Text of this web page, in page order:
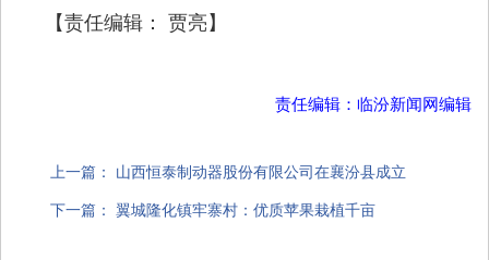
【责任编辑： 贾亮】
责任编辑：临汾新闻网编辑
上一篇： 山西恒泰制动器股份有限公司在襄汾县成立
下一篇： 翼城隆化镇牢寨村：优质苹果栽植千亩